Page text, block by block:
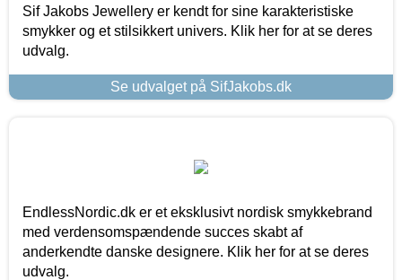
Sif Jakobs Jewellery er kendt for sine karakteristiske
smykker og et stilsikkert univers. Klik her for at se deres
udvalg.
Se udvalget på SifJakobs.dk
EndlessNordic.dk er et eksklusivt nordisk smykkebrand
med verdensomspændende succes skabt af
anderkendte danske designere. Klik her for at se deres
udvalg.